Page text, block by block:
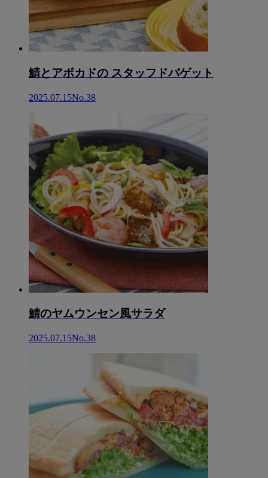
鯖とアボカドの スタッフドバゲット
2025.07.15No.38
鯖のヤムウンセン風サラダ
2025.07.15No.38